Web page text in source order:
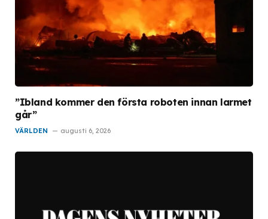
”Ibland kommer den första roboten innan larmet
går”
VÄRLDEN augusti 6, 2026